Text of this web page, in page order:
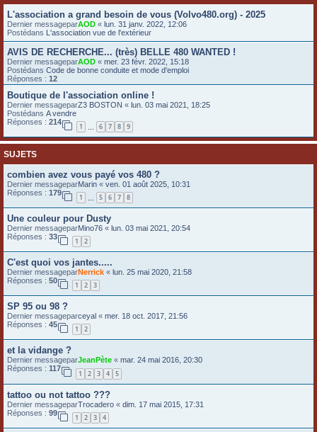
L'association a grand besoin de vous (Volvo480.org) - 2025
Dernier messageparAOD « lun. 31 janv. 2022, 12:06
Postédans L'association vue de l'extérieur
AVIS DE RECHERCHE... (très) BELLE 480 WANTED !
Dernier messageparAOD « mer. 23 févr. 2022, 15:18
Postédans Code de bonne conduite et mode d'emploi
Réponses : 12
Boutique de l'association online !
Dernier messageparZ3 BOSTON « lun. 03 mai 2021, 18:25
Postédans A vendre
Réponses : 214
1 … 6 7 8 9
SUJETS
combien avez vous payé vos 480 ?
Dernier messageparMarin « ven. 01 août 2025, 10:31
Réponses : 179
1 … 5 6 7 8
Une couleur pour Dusty
Dernier messageparMino76 « lun. 03 mai 2021, 20:54
Réponses : 33
1 2
C'est quoi vos jantes.....
Dernier messageparNerrick « lun. 25 mai 2020, 21:58
Réponses : 50
1 2 3
SP 95 ou 98 ?
Dernier messageparceyal « mer. 18 oct. 2017, 21:56
Réponses : 45
1 2
et la vidange ?
Dernier messageparJeanPète « mar. 24 mai 2016, 20:30
Réponses : 117
1 2 3 4 5
tattoo ou not tattoo ???
Dernier messageparTrocadero « dim. 17 mai 2015, 17:31
Réponses : 99
1 2 3 4